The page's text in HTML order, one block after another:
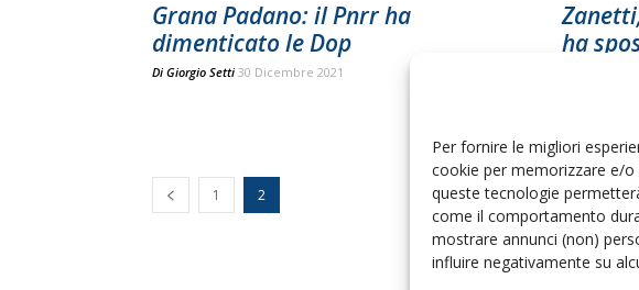
Per fornire le migliori
cookie per memorizzare e/
queste tecnologie
come il comportamento
mostrare annunci (non)
influire negativamente su
Grana Padano: il Pnrr ha
dimenticato le Dop
Di Giorgio Setti 30 Dicembre 2021
ha
1 2